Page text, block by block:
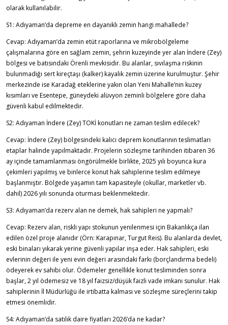
olarak kullanılabilir.
S1: Adıyaman’da depreme en dayanıklı zemin hangi mahallede?
Cevap: Adıyaman’da zemin etüt raporlarına ve mikrobölgeleme
çalışmalarına göre en sağlam zemin, şehrin kuzeyinde yer alan İndere (Zey)
bölgesi ve batısındaki Örenli mevkisidir. Bu alanlar, sıvılaşma riskinin
bulunmadığı sert kireçtaşı (kalker) kayalık zemin üzerine kurulmuştur. Şehir
merkezinde ise Karadağ eteklerine yakın olan Yeni Mahalle’nin kuzey
kısımları ve Esentepe, güneydeki alüvyon zeminli bölgelere göre daha
güvenli kabul edilmektedir.
S2: Adıyaman İndere (Zey) TOKİ konutları ne zaman teslim edilecek?
Cevap: İndere (Zey) bölgesindeki kalıcı deprem konutlarının teslimatları
etaplar halinde yapılmaktadır. Projelerin sözleşme tarihinden itibaren 36
ay içinde tamamlanması öngörülmekle birlikte, 2025 yılı boyunca kura
çekimleri yapılmış ve binlerce konut hak sahiplerine teslim edilmeye
başlanmıştır. Bölgede yaşamın tam kapasiteyle (okullar, marketler vb.
dahil) 2026 yılı sonunda oturması beklenmektedir.
S3: Adıyaman’da rezerv alan ne demek, hak sahipleri ne yapmalı?
Cevap: Rezerv alan, riskli yapı stokunun yenilenmesi için Bakanlıkça ilan
edilen özel proje alanıdır (Örn: Karapınar, Turgut Reis). Bu alanlarda devlet,
eski binaları yıkarak yerine güvenli yapılar inşa eder. Hak sahipleri, eski
evlerinin değeri ile yeni evin değeri arasındaki farkı (borçlandırma bedeli)
ödeyerek ev sahibi olur. Ödemeler genellikle konut tesliminden sonra
başlar, 2 yıl ödemesiz ve 18 yıl faizsiz/düşük faizli vade imkanı sunulur. Hak
sahiplerinin İl Müdürlüğü ile irtibatta kalması ve sözleşme süreçlerini takip
etmesi önemlidir.
S4: Adıyaman’da satılık daire fiyatları 2026’da ne kadar?